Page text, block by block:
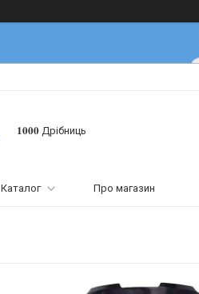
𝟏𝟎𝟎𝟎 Дрібниць
Каталог Про магазин